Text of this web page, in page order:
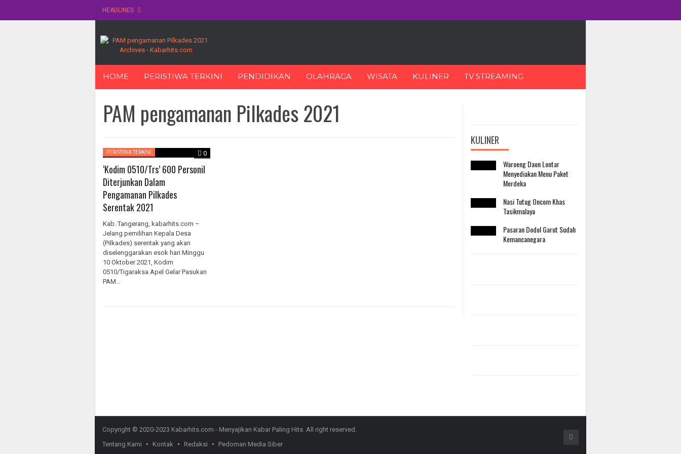
HEADLINES
content
HOME PERISTIWA TERKINI PENDIDIKAN OLAHRAGA WISATA KULINER TV STREAMING
PAM pengamanan Pilkades 2021
0
PERISTIWA TERKINI
‘Kodim 0510/Trs’ 600 Personil
Diterjunkan Dalam
Pengamanan Pilkades
Serentak 2021
Kab. Tangerang, kabarhits.com –
Jelang pemilihan Kepala Desa
(Pilkades) serentak yang akan
diselenggarakan esok hari Minggu
10 Oktober 2021, Kodim
0510/Tigaraksa Apel Gelar Pasukan
PAM…
KULINER
Waroeng Daon Lontar
Menyediakan Menu Paket
Merdeka
Nasi Tutug Oncom Khas
Tasikmalaya
Pasaran Dodol Garut Sudah
Kemancanegara
Copyright © 2020-2023 Kabarhits.com - Menyajikan Kabar Paling Hits. All right reserved.
Tentang Kami
Kontak Redaksi Pedoman Media Siber